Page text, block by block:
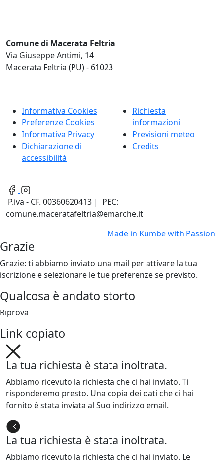
Comune di Macerata Feltria
Via Giuseppe Antimi, 14
Macerata Feltria (PU) - 61023
Informativa Cookies
Preferenze Cookies
Informativa Privacy
Dichiarazione di
accessibilità
Richiesta
informazioni
Previsioni meteo
Credits
P.iva - CF. 00360620413 | PEC:
comune.maceratafeltria@emarche.it
Made in Kumbewith Passion
Grazie
Grazie: ti abbiamo inviato una mail per attivare la tua
iscrizione e selezionare le tue preferenze se previsto.
Qualcosa è andato storto
Riprova
Link copiato
La tua richiesta è stata inoltrata.
Abbiamo ricevuto la richiesta che ci hai inviato. Ti
risponderemo presto. Una copia dei dati che ci hai
fornito è stata inviata al Suo indirizzo email.
La tua richiesta è stata inoltrata.
Abbiamo ricevuto la richiesta che ci hai inviato. Le